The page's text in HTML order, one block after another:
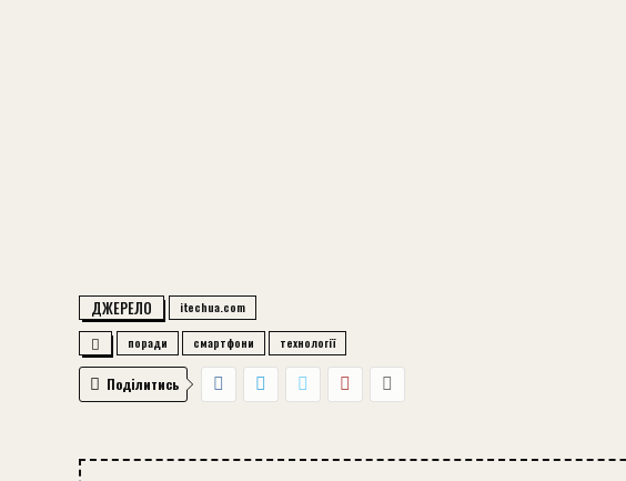
ДЖЕРЕЛО itechua.com
поради смартфони технології
Поділитись